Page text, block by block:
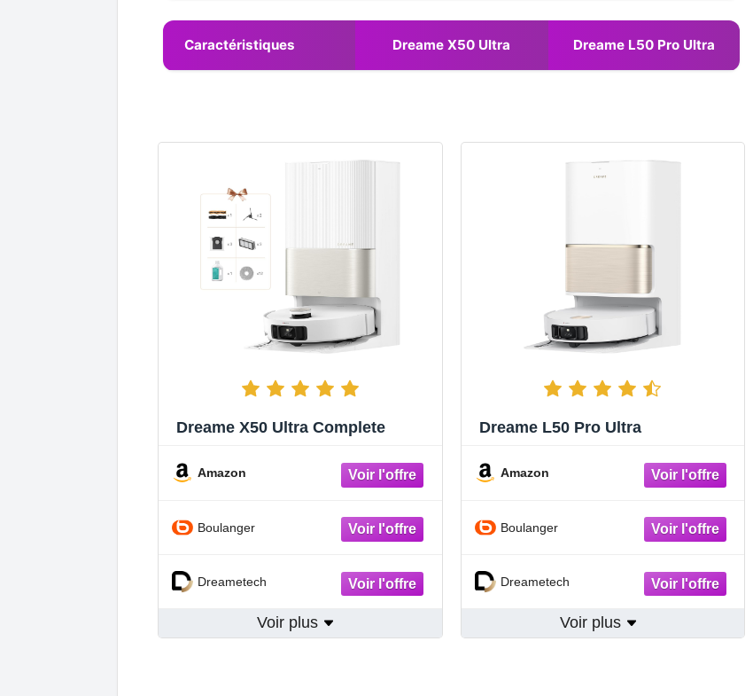
Caractéristiques Dreame X50 Ultra Dreame L50 Pro Ultra
Dreame X50 Ultra Complete
Amazon
Boulanger
Dreametech
Voir plus
Dreame L50 Pro Ultra
Amazon
Boulanger
Dreametech
Voir plus